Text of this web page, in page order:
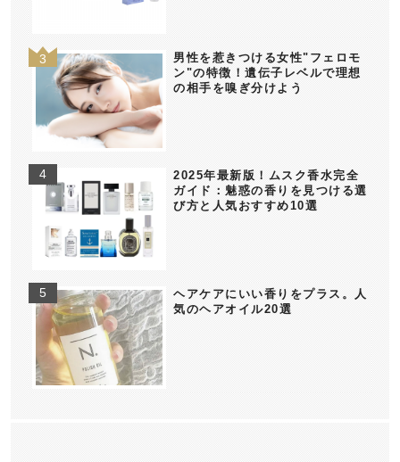
男性を惹きつける女性"フェロモ
ン"の特徴！遺伝子レベルで理想
の相手を嗅ぎ分けよう
2025年最新版！ムスク香水完全
ガイド：魅惑の香りを見つける選
び方と人気おすすめ10選
ヘアケアにいい香りをプラス。人
気のヘアオイル20選